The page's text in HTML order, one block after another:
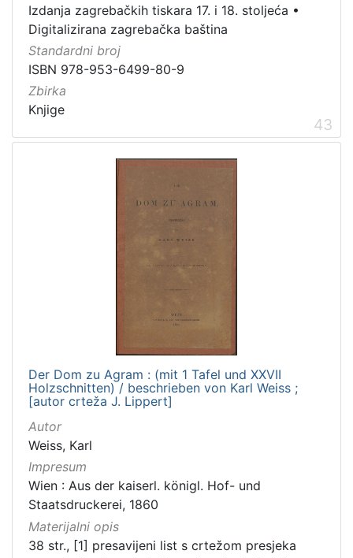
Izdanja zagrebačkih tiskara 17. i 18. stoljeća •
Digitalizirana zagrebačka baština
Standardni broj
ISBN 978-953-6499-80-9
Zbirka
Knjige
43
Der Dom zu Agram : (mit 1 Tafel und XXVII
Holzschnitten) / beschrieben von Karl Weiss ;
[autor crteža J. Lippert]
Autor
Weiss, Karl
Impresum
Wien : Aus der kaiserl. königl. Hof- und
Staatsdruckerei, 1860
Materijalni opis
38 str., [1] presavijeni list s crtežom presjeka